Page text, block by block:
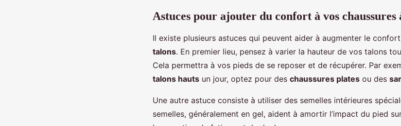
Astuces pour ajouter du confort à vos chaussures
Il existe plusieurs astuces qui peuvent aider à augmenter le
talons. En premier lieu, pensez à varier la hauteur de vos talons
Cela permettra à vos pieds de se reposer et de récupérer. Par
talons hauts un jour, optez pour des chaussures plates ou des
Une autre astuce consiste à utiliser des semelles intérieures
semelles, généralement en gel, aident à amortir l’impact du pied